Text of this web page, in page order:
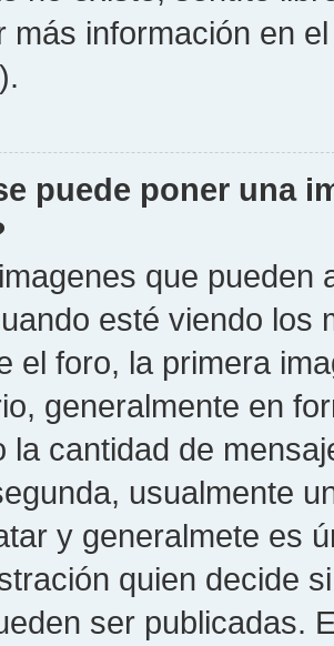
más información en
puede poner una
que pueden
esté viendo los
el foro, la primera
generalmente en
la cantidad de
usualmente
y generalmete es
quien decide
ser publicadas.